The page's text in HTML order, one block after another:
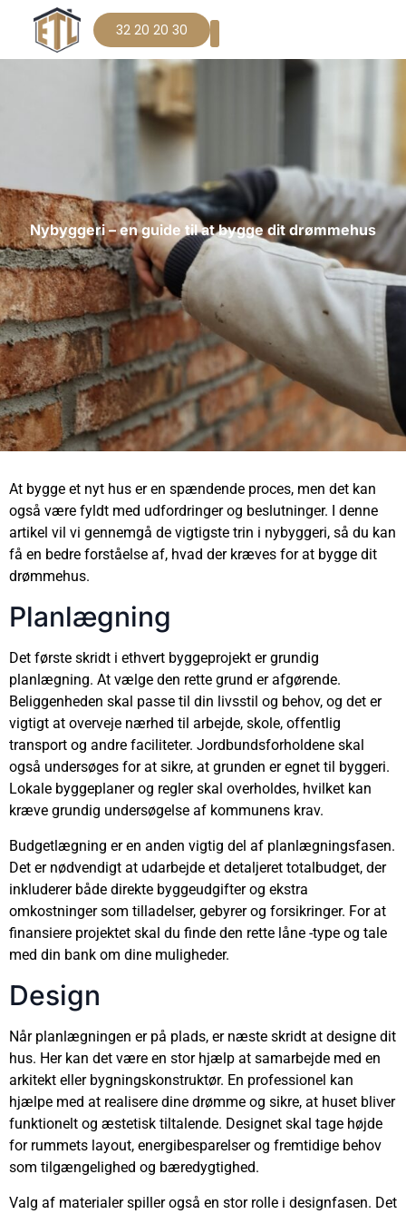
32 20 20 30
Nybyggeri – en guide til at bygge dit drømmehus
At bygge et nyt hus er en spændende proces, men det kan
også være fyldt med udfordringer og beslutninger. I denne
artikel vil vi gennemgå de vigtigste trin i nybyggeri, så du kan
få en bedre forståelse af, hvad der kræves for at bygge dit
drømmehus.
Planlægning
Det første skridt i ethvert byggeprojekt er grundig
planlægning. At vælge den rette grund er afgørende.
Beliggenheden skal passe til din livsstil og behov, og det er
vigtigt at overveje nærhed til arbejde, skole, offentlig
transport og andre faciliteter. Jordbundsforholdene skal
også undersøges for at sikre, at grunden er egnet til byggeri.
Lokale byggeplaner og regler skal overholdes, hvilket kan
kræve grundig undersøgelse af kommunens krav.
Budgetlægning er en anden vigtig del af planlægningsfasen.
Det er nødvendigt at udarbejde et detaljeret totalbudget, der
inkluderer både direkte byggeudgifter og ekstra
omkostninger som tilladelser, gebyrer og forsikringer. For at
finansiere projektet skal du finde den rette låne -type og tale
med din bank om dine muligheder.
Design
Når planlægningen er på plads, er næste skridt at designe dit
hus. Her kan det være en stor hjælp at samarbejde med en
arkitekt eller bygningskonstruktør. En professionel kan
hjælpe med at realisere dine drømme og sikre, at huset bliver
funktionelt og æstetisk tiltalende. Designet skal tage højde
for rummets layout, energibesparelser og fremtidige behov
som tilgængelighed og bæredygtighed.
Valg af materialer spiller også en stor rolle i designfasen. Det